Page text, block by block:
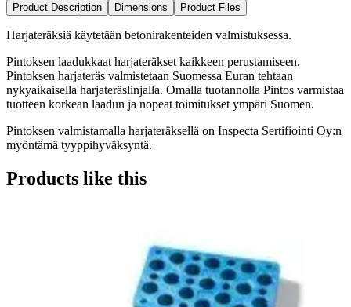
Product Description Dimensions Product Files
Harjateräksiä käytetään betonirakenteiden valmistuksessa.
Pintoksen laadukkaat harjateräkset kaikkeen perustamiseen.
Pintoksen harjateräs valmistetaan Suomessa Euran tehtaan
nykyaikaisella harjateräslinjalla. Omalla tuotannolla Pintos varmistaa
tuotteen korkean laadun ja nopeat toimitukset ympäri Suomen.
Pintoksen valmistamalla harjateräksellä on Inspecta Sertifiointi Oy:n
myöntämä tyyppihyväksyntä.
Products like this